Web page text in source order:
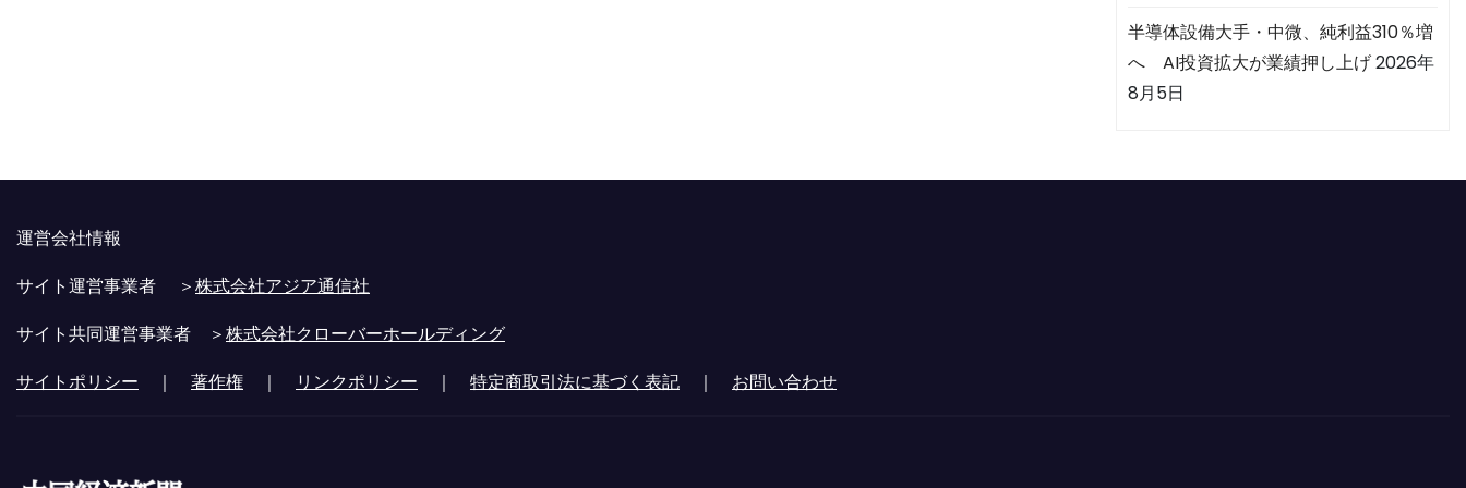
半導体設備大手・中微、純利益310％増
へ AI投資拡大が業績押し上げ2026年
8月5日
運営会社情報
サイト運営事業者 ＞株式会社アジア通信社
サイト共同運営事業者 ＞株式会社クローバーホールディング
サイトポリシー ｜ 著作権 ｜ リンクポリシー ｜ 特定商取引法に基づく表記 ｜ お問い合わせ